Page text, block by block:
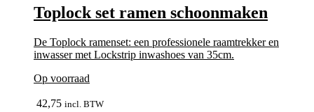
Toplock set ramen schoonmaken
De Toplock ramenset: een professionele raamtrekker en
inwasser met Lockstrip inwashoes van 35cm.
Op voorraad
42,75 incl. BTW